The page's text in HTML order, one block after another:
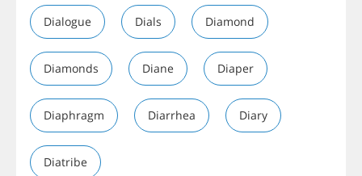
Dialogue Dials Diamond
Diamonds Diane Diaper
Diaphragm Diarrhea Diary
Diatribe